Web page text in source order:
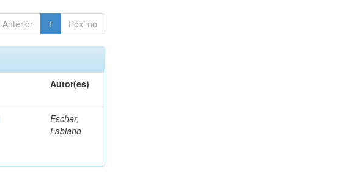
Anterior 1 Póximo
Autor(es)
Escher,
Fabiano